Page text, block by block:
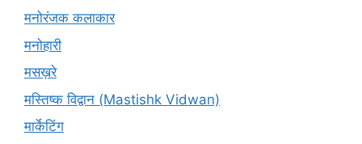
मनोरंजक कलाकार
मनोहारी
मसख़रे
मस्तिष्क विद्वान (Mastishk Vidwan)
मार्केटिंग